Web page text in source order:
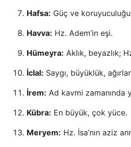
Hafsa: Güç ve
Havva: Hz. Adem’in eşi.
Hümeyra: Aklık, beyazlık;
İclal: Saygı, büyüklük,
İrem: Ad kavmi zamanında
Kübra: En büyük, çok yüce.
Meryem: Hz. İsa’nın aziz